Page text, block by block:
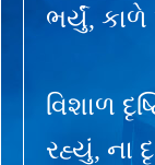
ભર્યું,
વિશાળ
રહ્યું, ના